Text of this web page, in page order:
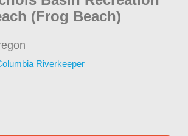
(Frog Beach)
Riverkeeper